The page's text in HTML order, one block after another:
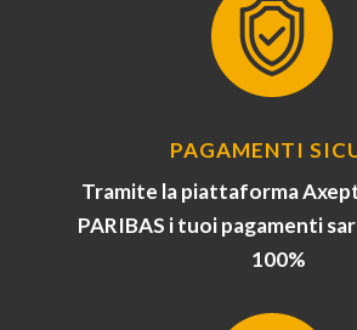
PAGAMENTI
Tramite la piattaforma
PARIBAS i tuoi pagamenti
100%